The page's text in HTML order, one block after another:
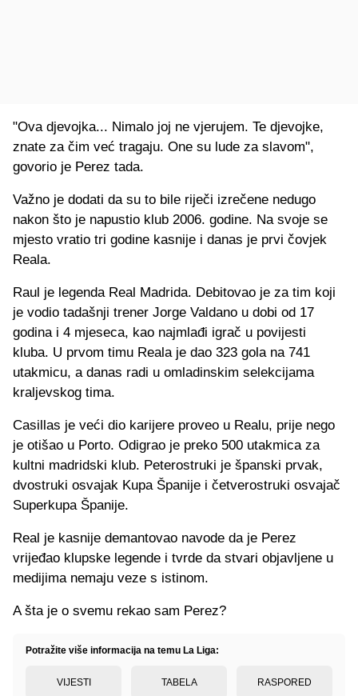
"Ova djevojka... Nimalo joj ne vjerujem. Te djevojke,
znate za čim već tragaju. One su lude za slavom",
govorio je Perez tada.
Važno je dodati da su to bile riječi izrečene nedugo
nakon što je napustio klub 2006. godine. Na svoje se
mjesto vratio tri godine kasnije i danas je prvi čovjek
Reala.
Raul je legenda Real Madrida. Debitovao je za tim koji
je vodio tadašnji trener Jorge Valdano u dobi od 17
godina i 4 mjeseca, kao najmlađi igrač u povijesti
kluba. U prvom timu Reala je dao 323 gola na 741
utakmicu, a danas radi u omladinskim selekcijama
kraljevskog tima.
Casillas je veći dio karijere proveo u Realu, prije nego
je otišao u Porto. Odigrao je preko 500 utakmica za
kultni madridski klub. Peterostruki je španski prvak,
dvostruki osvajak Kupa Španije i četverostruki osvajač
Superkupa Španije.
Real je kasnije demantovao navode da je Perez
vrijeđao klupske legende i tvrde da stvari objavljene u
medijima nemaju veze s istinom.
A šta je o svemu rekao sam Perez?
Potražite više informacija na temu La Liga:
VIJESTI TABELA RASPORED